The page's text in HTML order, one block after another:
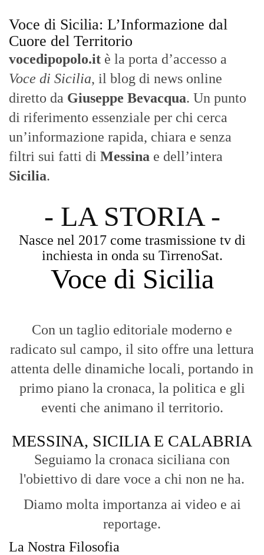
Voce di Sicilia: L’Informazione dal
Cuore del Territorio
vocedipopolo.it è la porta d’accesso a
Voce di Sicilia, il blog di news online
diretto da Giuseppe Bevacqua. Un punto
di riferimento essenziale per chi cerca
un’informazione rapida, chiara e senza
filtri sui fatti di Messina e dell’intera
Sicilia.
- LA STORIA -
Nasce nel 2017 come trasmissione tv di
inchiesta in onda su TirrenoSat.
Voce di Sicilia
Con un taglio editoriale moderno e
radicato sul campo, il sito offre una lettura
attenta delle dinamiche locali, portando in
primo piano la cronaca, la politica e gli
eventi che animano il territorio.
MESSINA, SICILIA E CALABRIA
Seguiamo la cronaca siciliana con
l'obiettivo di dare voce a chi non ne ha.
Diamo molta importanza ai video e ai
reportage.
La Nostra Filosofia